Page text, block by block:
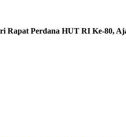
Perdana HUT RI Ke-80,